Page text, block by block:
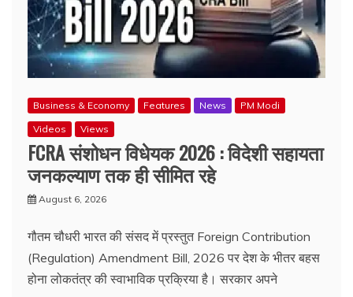
Business & Economy Features News
PM Modi
Videos
Views
FCRA संशोधन विधेयक 2026 : विदेशी सहायता
जनकल्याण तक ही सीमित रहे
August 6, 2026
गौतम चौधरी भारत की संसद में प्रस्तुत Foreign Contribution
(Regulation) Amendment Bill, 2026 पर देश के भीतर बहस
होना लोकतंत्र की स्वाभाविक प्रक्रिया है। सरकार अपने